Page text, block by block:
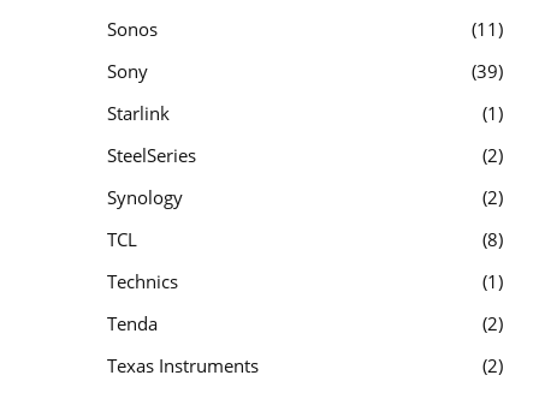
Sonos
11
Sony
39
Starlink
1
SteelSeries
2
Synology
2
TCL
8
Technics
1
Tenda
2
Texas Instruments
2